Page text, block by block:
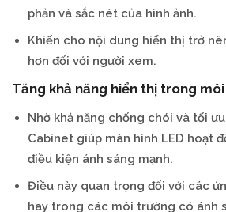
phản và sắc nét của hình ảnh.
Khiến cho nội dung hiển thị trở
hơn đối với người xem.
Tăng khả năng hiển thị trong
Nhờ khả năng chống chói và tối
Cabinet giúp màn hình LED hoạt
điều kiện ánh sáng mạnh.
Điều này quan trọng đối với các
hay trong các môi trường có ánh